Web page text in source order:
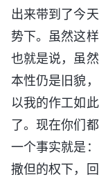
出来带到了今
势下。虽然这
也就是说，虽
本性仍是旧貌
以我的作工如
了。现在你们
一个事实就是
撒但的权下，